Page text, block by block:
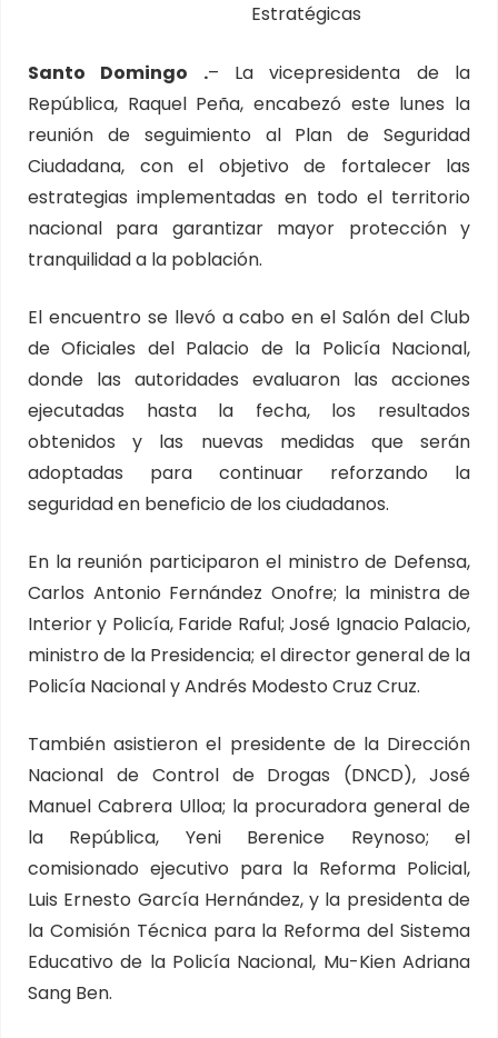
Estratégicas
Santo Domingo .– La vicepresidenta de la
República, Raquel Peña, encabezó este lunes la
reunión de seguimiento al Plan de Seguridad
Ciudadana, con el objetivo de fortalecer las
estrategias implementadas en todo el territorio
nacional para garantizar mayor protección y
tranquilidad a la población.
El encuentro se llevó a cabo en el Salón del Club
de Oficiales del Palacio de la Policía Nacional,
donde las autoridades evaluaron las acciones
ejecutadas hasta la fecha, los resultados
obtenidos y las nuevas medidas que serán
adoptadas para continuar reforzando la
seguridad en beneficio de los ciudadanos.
En la reunión participaron el ministro de Defensa,
Carlos Antonio Fernández Onofre; la ministra de
Interior y Policía, Faride Raful; José Ignacio Palacio,
ministro de la Presidencia; el director general de la
Policía Nacional y Andrés Modesto Cruz Cruz.
También asistieron el presidente de la Dirección
Nacional de Control de Drogas (DNCD), José
Manuel Cabrera Ulloa; la procuradora general de
la República, Yeni Berenice Reynoso; el
comisionado ejecutivo para la Reforma Policial,
Luis Ernesto García Hernández, y la presidenta de
la Comisión Técnica para la Reforma del Sistema
Educativo de la Policía Nacional, Mu-Kien Adriana
Sang Ben.